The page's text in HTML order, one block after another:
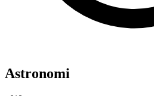
Astronomi